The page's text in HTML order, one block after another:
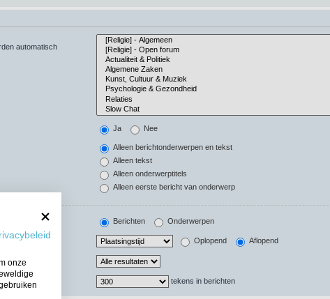
onze
automatisch
Ja Nee
Alleen berichtonderwerpen en tekst
Alleen tekst
Alleen onderwerptitels
Alleen eerste bericht van onderwerp
Berichten Onderwerpen
Oplopend Aflopend
tekens in berichten